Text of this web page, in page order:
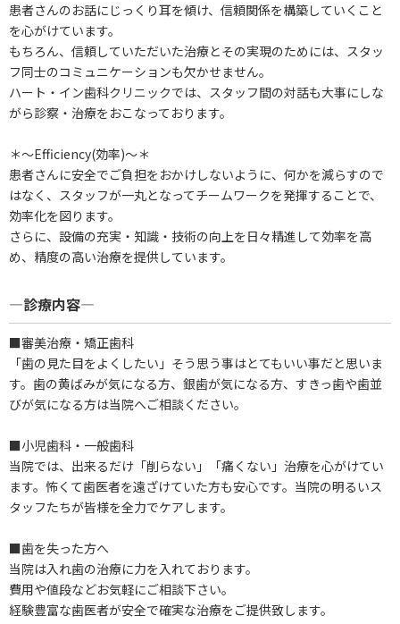
患者さんのお話にじっくり耳を傾け、信頼関係を構築していくこと
を心がけています。
もちろん、信頼していただいた治療とその実現のためには、スタッ
フ同士のコミュニケーションも欠かせません。
ハート・イン歯科クリニックでは、スタッフ間の対話も大事にしな
がら診察・治療をおこなっております。
＊～Efficiency(効率)～＊
患者さんに安全でご負担をおかけしないように、何かを減らすので
はなく、スタッフが一丸となってチームワークを発揮することで、
効率化を図ります。
さらに、設備の充実・知識・技術の向上を日々精進して効率を高
め、精度の高い治療を提供しています。
―診療内容―
■審美治療・矯正歯科
「歯の見た目をよくしたい」そう思う事はとてもいい事だと思いま
す。歯の黄ばみが気になる方、銀歯が気になる方、すきっ歯や歯並
びが気になる方は当院へご相談ください。
■小児歯科・一般歯科
当院では、出来るだけ「削らない」「痛くない」治療を心がけてい
ます。怖くて歯医者を遠ざけていた方も安心です。当院の明るいス
タッフたちが皆様を全力でケアします。
■歯を失った方へ
当院は入れ歯の治療に力を入れております。
費用や値段などお気軽にご相談下さい。
経験豊富な歯医者が安全で確実な治療をご提供致します。